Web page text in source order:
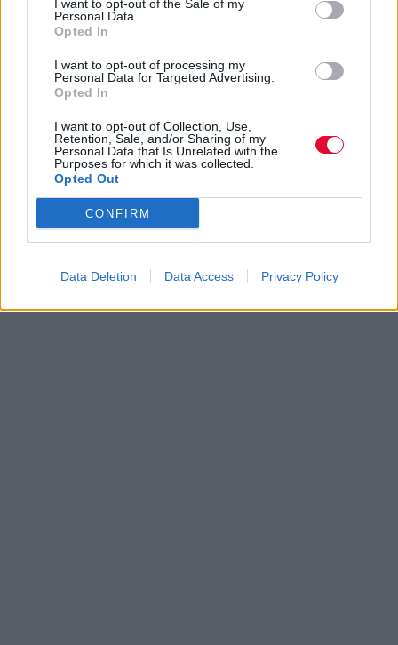
I want to opt-out of the Sale of my
Personal Data.
Opted In
I want to opt-out of processing my
Personal Data for Targeted Advertising.
Opted In
I want to opt-out of Collection, Use,
Retention, Sale, and/or Sharing of my
Personal Data that Is Unrelated with the
Purposes for which it was collected.
Opted Out
CONFIRM
Data Deletion Data Access Privacy Policy